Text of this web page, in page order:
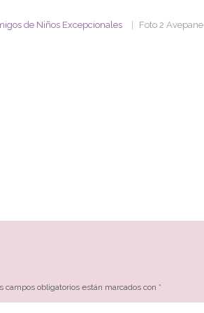
de Niños Excepcionales Foto 2 Avepane
campos obligatorios están marcados con *